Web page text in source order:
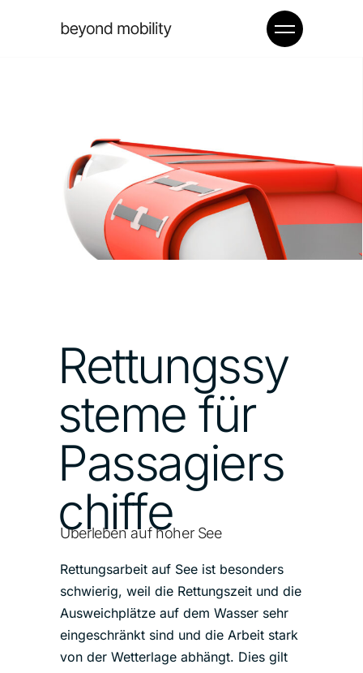
steme für
Passagiers
chiffe
Rettungssy
steme für
Passagiers
chiffe
Überleben auf hoher See
Rettungsarbeit auf See ist besonders
schwierig, weil die Rettungszeit und die
Ausweichplätze auf dem Wasser sehr
eingeschränkt sind und die Arbeit stark
von der Wetterlage abhängt. Dies gilt